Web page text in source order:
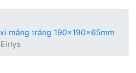
măng trắng 190x190x65mm